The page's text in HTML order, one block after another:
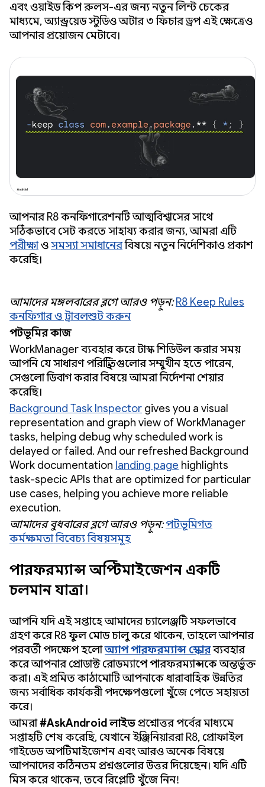
এবং ওয়াইড কিপ রুলস-এর জন্য নতুন লিন্ট চেকের
মাধ্যমে, অ্যান্ড্রয়েড স্টুডিও অটার ৩ ফিচার ড্রপ এই ক্ষেত্রেও
আপনার প্রয়োজন মেটাবে।
আপনার R8 কনফিগারেশনটি আত্মবিশ্বাসের সাথে
সঠিকভাবে সেট করতে সাহায্য করার জন্য, আমরা এটি
পরীক্ষাওসমস্যা সমাধানেরবিষয়ে নতুন নির্দেশিকাও প্রকাশ
করেছি।
আমাদের মঙ্গলবারের ব্লগে আরও পড়ুন: R8 Keep Rules
কনফিগার ও ট্রাবলশুট করুন
পটভূমির কাজ
WorkManager ব্যবহার করে টাস্ক শিডিউল করার সময়
আপনি যে সাধারণ পরিস্থিতিগুলোর সম্মুখীন হতে পারেন,
সেগুলো ডিবাগ করার বিষয়ে আমরা নির্দেশনা শেয়ার
করেছি।
Background Task Inspector gives you a visual
representation and graph view of WorkManager
tasks, helping debug why scheduled work is
delayed or failed. And our refreshed Background
Work documentation landing page highlights
task-specific APIs that are optimized for particular
use cases, helping you achieve more reliable
execution.
আমাদের বুধবারের ব্লগে আরও পড়ুন:পটভূমিগত
কর্মক্ষমতা বিবেচ্য বিষয়সমূহ
পারফরম্যান্স অপ্টিমাইজেশন একটি
চলমান যাত্রা।
আপনি যদি এই সপ্তাহে আমাদের চ্যালেঞ্জটি সফলভাবে
গ্রহণ করে R8 ফুল মোড চালু করে থাকেন, তাহলে আপনার
পরবর্তী পদক্ষেপ হলোঅ্যাপ পারফরম্যান্স স্কোরব্যবহার
করে আপনার প্রোডাক্ট রোডম্যাপে পারফরম্যান্সকে অন্তর্ভুক্ত
করা। এই প্রমিত কাঠামোটি আপনাকে ধারাবাহিক উন্নতির
জন্য সর্বাধিক কার্যকরী পদক্ষেপগুলো খুঁজে পেতে সহায়তা
করে।
আমরা#AskAndroid লাইভপ্রশ্নোত্তর পর্বের মাধ্যমে
সপ্তাহটি শেষ করেছি, যেখানে ইঞ্জিনিয়াররা R8, প্রোফাইল
গাইডেড অপটিমাইজেশন এবং আরও অনেক বিষয়ে
আপনাদের কঠিনতম প্রশ্নগুলোর উত্তর দিয়েছেন। যদি এটি
মিস করে থাকেন, তবে রিপ্লেটি খুঁজে নিন!